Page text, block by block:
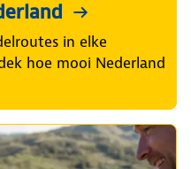
in elke
hoe mooi Nederland